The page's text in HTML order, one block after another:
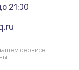
21:00
сервисе